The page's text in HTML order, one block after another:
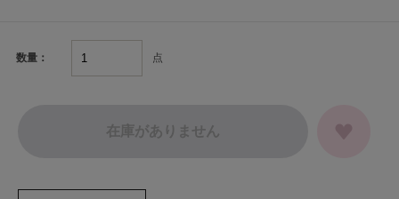
数量： 点
在庫がありません